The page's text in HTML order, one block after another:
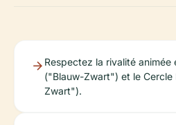
Respectez la rivalité animée
("Blauw-Zwart") et le Cercle
Zwart").